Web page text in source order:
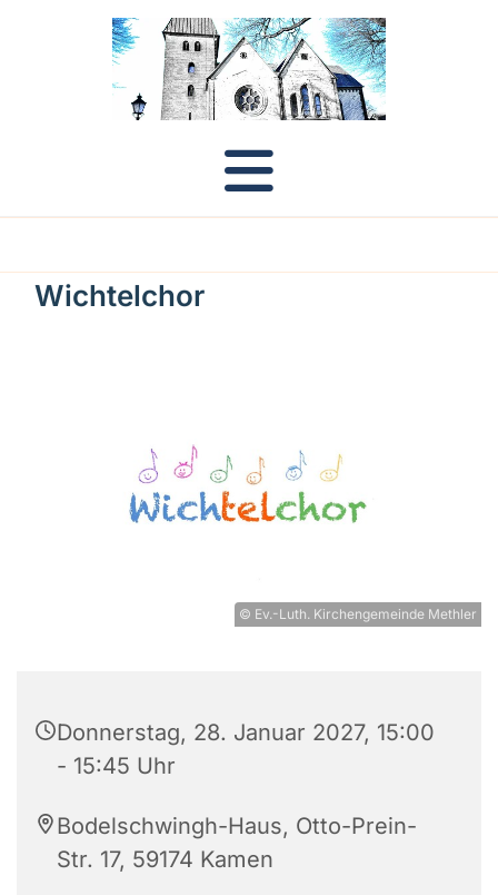
Wichtelchor
© Ev.-Luth. Kirchengemeinde Methler
Donnerstag, 28. Januar 2027, 15:00
- 15:45 Uhr
Bodelschwingh-Haus, Otto-Prein-
Str. 17, 59174 Kamen